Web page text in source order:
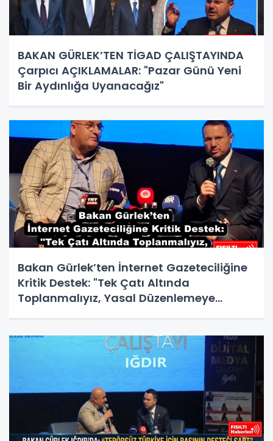
BAKAN GÜRLEK’TEN TİGAD ÇALIŞTAYINDA
Çarpıcı AÇIKLAMALAR: "Pazar Günü Yeni
Bir Aydınlığa Uyanacağız"
Bakan Gürlek’ten İnternet Gazeteciliğine
Kritik Destek: "Tek Çatı Altında
Toplanmalıyız, Yasal Düzenlemeye